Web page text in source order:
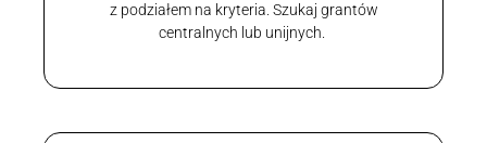
z podziałem na kryteria. Szukaj grantów
centralnych lub unijnych.